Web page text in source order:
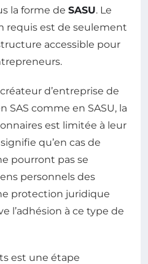
la forme de SASU. Le
requis est de seulement
accessible pour
d’entreprise de
SAS comme en SASU, la
est limitée à leur
qu’en cas de
pourront pas se
personnels des
protection juridique
l’adhésion à ce type de
est une étape